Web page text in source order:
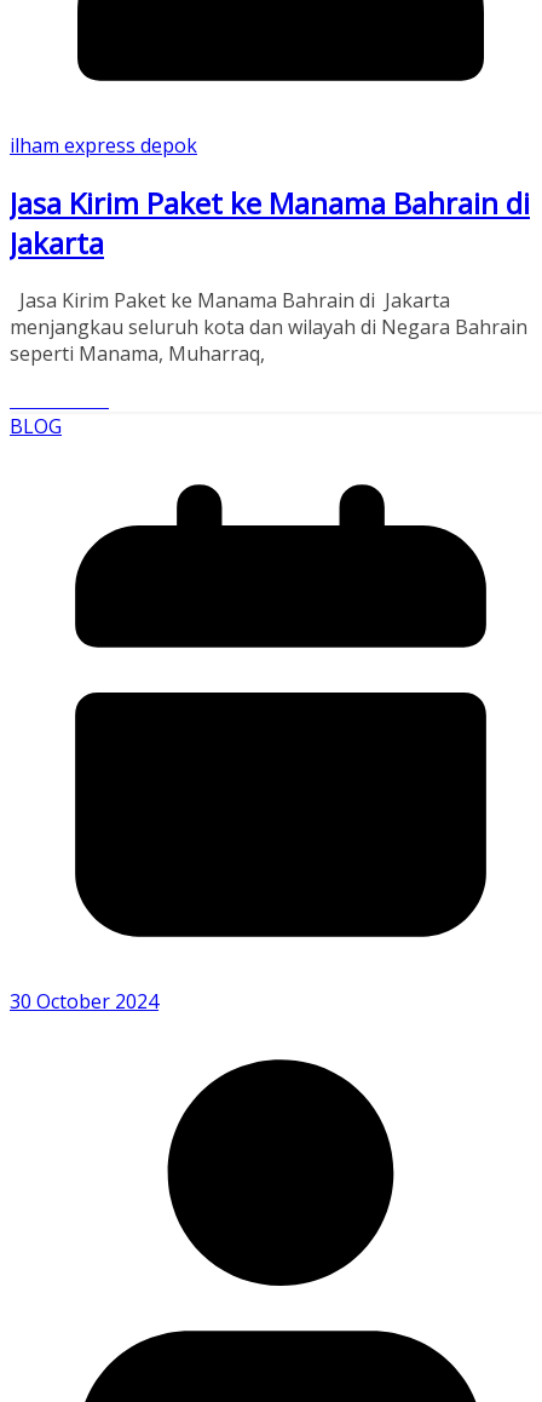
ilham express depok
Jasa Kirim Paket ke Manama Bahrain di
Jakarta
Jasa Kirim Paket ke Manama Bahrain di Jakarta
menjangkau seluruh kota dan wilayah di Negara Bahrain
seperti Manama, Muharraq,
BLOG
30 October 2024